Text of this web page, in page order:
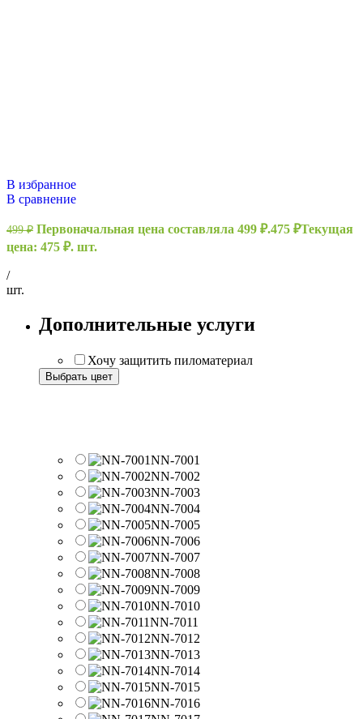
В избранное
В сравнение
499₽ Первоначальная цена составляла 499 ₽.475 ₽Текущая
цена: 475 ₽. шт.
/
шт.
Дополнительные услуги
Хочу защитить пиломатериал
Выбрать цвет
NN-7001
NN-7002
NN-7003
NN-7004
NN-7005
NN-7006
NN-7007
NN-7008
NN-7009
NN-7010
NN-7011
NN-7012
NN-7013
NN-7014
NN-7015
NN-7016